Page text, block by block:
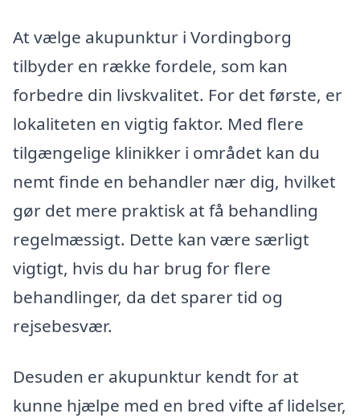
At vælge akupunktur i Vordingborg
tilbyder en række fordele, som kan
forbedre din livskvalitet. For det første, er
lokaliteten en vigtig faktor. Med flere
tilgængelige klinikker i området kan du
nemt finde en behandler nær dig, hvilket
gør det mere praktisk at få behandling
regelmæssigt. Dette kan være særligt
vigtigt, hvis du har brug for flere
behandlinger, da det sparer tid og
rejsebesvær.
Desuden er akupunktur kendt for at
kunne hjælpe med en bred vifte af lidelser,